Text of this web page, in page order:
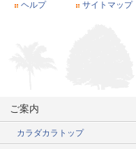
ヘルプ
サイトマップ
ご案内
カラダカラトップ